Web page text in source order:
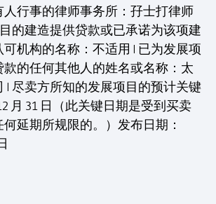
人行事的律师事务所：孖士打律师
的建造提供贷款或已承诺为该项建
机构的名称：不适用 | 已为发展项
款的任何其他人的姓名或名称：太
| 尽卖方所知的发展项目的预计关键
月 31 日（此关键日期是受到买卖
延期所规限的。）发布日期：